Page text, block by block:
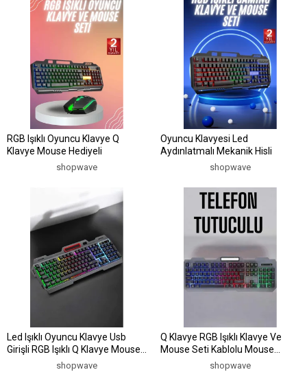
RGB Işıklı Oyuncu Klavye Q
Klavye Mouse Hediyeli
shopwave
Oyuncu Klavyesi Led
Aydınlatmalı Mekanik Hisli
shopwave
Led Işıklı Oyuncu Klavye Usb
Girişli RGB Işıklı Q Klavye Mouse
shopwave
Q Klavye RGB Işıklı Klavye Ve
Mouse Seti Kablolu Mouse
shopwave